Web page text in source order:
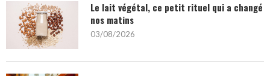
Le lait végétal, ce petit rituel qui a changé
nos matins
03/08/2026